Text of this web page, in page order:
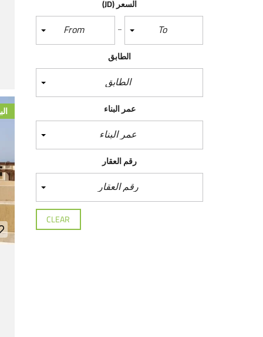
السعر(JD)
From To
الطابق
الطابق
عمر البناء
عمر البناء
رقم العقار
رقم العقار
CLEAR